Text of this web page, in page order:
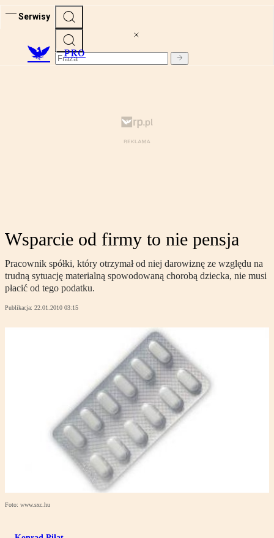
Serwisy
PRO
Wsparcie od firmy to nie pensja
Pracownik spółki, który otrzymał od niej darowiznę ze względu na
trudną sytuację materialną spowodowaną chorobą dziecka, nie musi
płacić od tego podatku.
Publikacja: 22.01.2010 03:15
Foto: www.sxc.hu